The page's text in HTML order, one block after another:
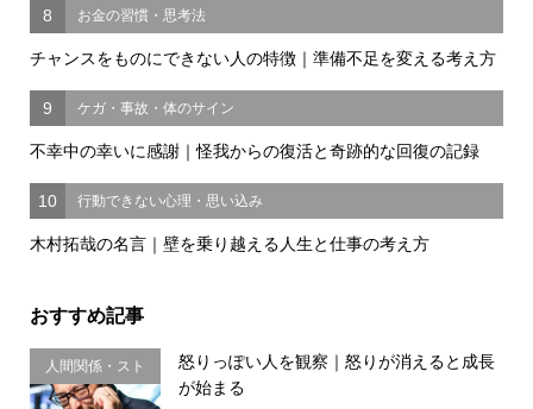
8 お金の習慣・思考法
チャンスをものにできない人の特徴｜準備不足を変える考え方
9 ケガ・事故・体のサイン
不幸中の幸いに感謝｜怪我からの復活と奇跡的な回復の記録
10 行動できない心理・思い込み
木村拓哉の名言｜壁を乗り越える人生と仕事の考え方
おすすめ記事
人間関係・スト
レス
怒りっぽい人を観察｜怒りが消えると成長
が始まる